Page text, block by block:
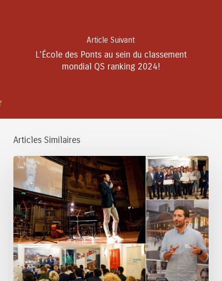
Article Suivant
L'École des Ponts au sein du classement
mondial QS ranking 2024!
Articles Similaires
Prêts
d’honneur
aux
startups
accordés
en
2026